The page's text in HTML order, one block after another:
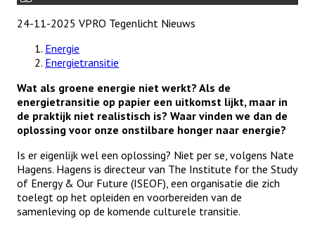
24-11-2025 VPRO Tegenlicht Nieuws
Energie
Energietransitie
Wat als groene energie niet werkt? Als de
energietransitie op papier een uitkomst lijkt, maar in
de praktijk niet realistisch is? Waar vinden we dan de
oplossing voor onze onstilbare honger naar energie?
Is er eigenlijk wel een oplossing? Niet per se, volgens Nate
Hagens. Hagens is directeur van The Institute for the Study
of Energy & Our Future (ISEOF), een organisatie die zich
toelegt op het opleiden en voorbereiden van de
samenleving op de komende culturele transitie.